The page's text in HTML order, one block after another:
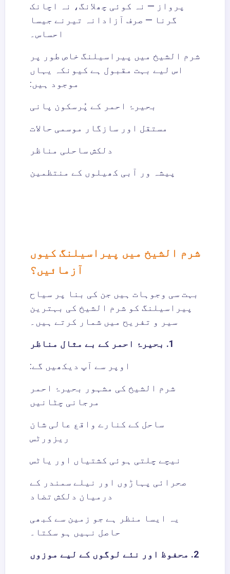
پرواز — نہ کوئی چھلانگ، نہ اچانک
گرنا — صرف آزادانہ تیرنے جیسا
احساس۔
شرم الشیخ میں پیراسیلنگ خاص طور پر
اس لیے بہت مقبول ہے کیونکہ یہاں
موجود ہیں:
بحیرۂ احمر کے پُرسکون پانی
مستقل اور سازگار موسمی حالات
دلکش ساحلی مناظر
پیشہ ور آبی کھیلوں کے منتظمین
شرم الشیخ میں پیراسیلنگ کیوں
آزمائیں؟
بہت سی وجوہات ہیں جن کی بنا پر سیاح
پیراسیلنگ کو شرم الشیخ کی بہترین
سیر و تفریح میں شمار کرتے ہیں۔
1. بحیرۂ احمر کے بے مثال مناظر
اوپر سے آپ دیکھیں گے:
شرم الشیخ کی مشہور بحیرۂ احمر
مرجانی چٹانیں
ساحل کے کنارے واقع عالی شان
ریزورٹس
نیچے چلتی ہوئی کشتیاں اور یاٹس
صحرائی پہاڑوں اور نیلے سمندر کے
درمیان دلکش تضاد
یہ ایسا منظر ہے جو زمین سے کبھی
حاصل نہیں ہو سکتا۔
2. محفوظ اور نئے لوگوں کے لیے موزوں